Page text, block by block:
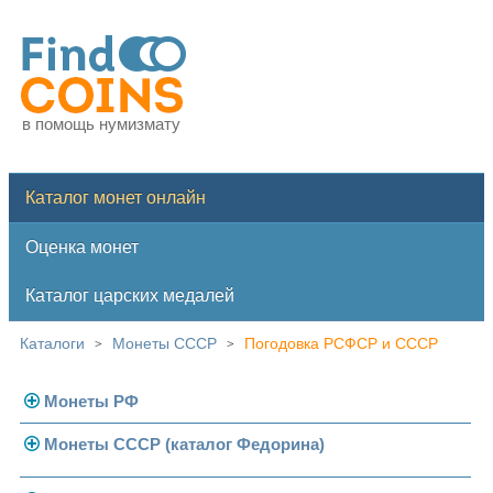
в помощь нумизмату
Каталог монет онлайн
Оценка монет
Каталог царских медалей
Каталоги > Монеты СССР > Погодовка РСФСР и СССР
Монеты РФ
Современная Россия
Монеты СССР (каталог Федорина)